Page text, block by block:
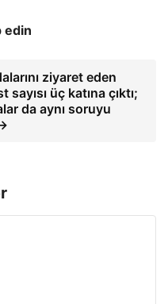
edin
ziyaret eden
sayısı üç katına çıktı;
da aynı soruyu